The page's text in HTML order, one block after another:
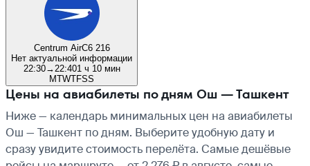
Centrum AirC6 216
Нет актуальной информации
22:30→ 22:401 ч 10 мин
MTWTFSS
Цены на авиабилеты по дням Ош — Ташкент
Ниже — календарь минимальных цен на авиабилеты
Ош — Ташкент по дням. Выберите удобную дату и
сразу увидите стоимость перелёта. Самые дешёвые